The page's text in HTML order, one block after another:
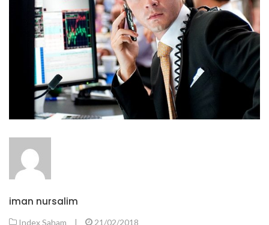
iman nursalim
Index Saham | 21/02/2018